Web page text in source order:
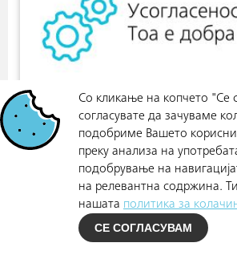
Со кликање на копчето "Се
согласувате да зачуваме
подобриме Вашето
преку анализа на
подобрување на
на релевантна содржина.
нашата политика за
СЕ СОГЛАСУВАМ